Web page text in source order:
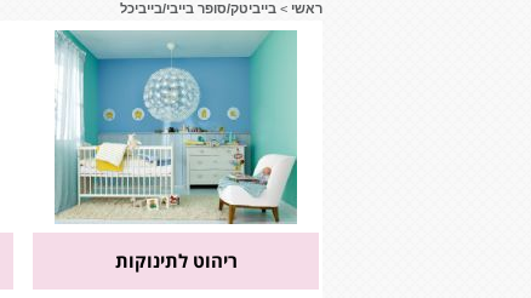
ראשי > בייביטק/סופר בייבי/בייביכל
ריהוט לתינוקות